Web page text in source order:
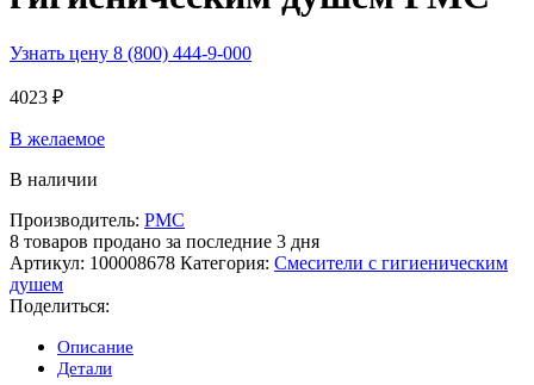
Узнать цену 8 (800) 444-9-000
4023 ₽
В желаемое
В наличии
Производитель: РМС
8 товаров продано за последние 3 дня
Артикул: 100008678 Категория: Смесители с гигиеническим
душем
Поделиться:
Описание
Детали